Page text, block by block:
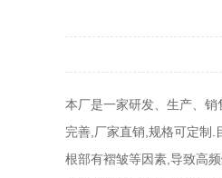
本厂是一家研发、生产、销
完善,厂家直销,规格可定制.
根部有褶皱等因素,导致高